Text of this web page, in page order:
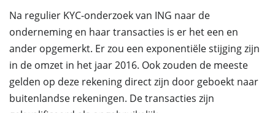
Na regulier KYC-onderzoek van ING naar de
onderneming en haar transacties is er het een en
ander opgemerkt. Er zou een exponentiële stijging zijn
in de omzet in het jaar 2016. Ook zouden de meeste
gelden op deze rekening direct zijn door geboekt naar
buitenlandse rekeningen. De transacties zijn